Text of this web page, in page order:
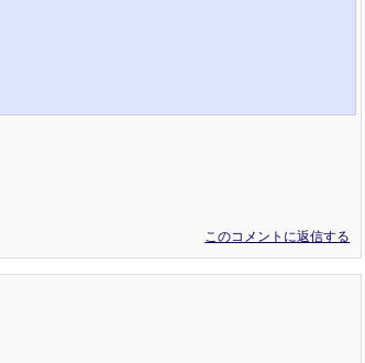
このコメントに返信する